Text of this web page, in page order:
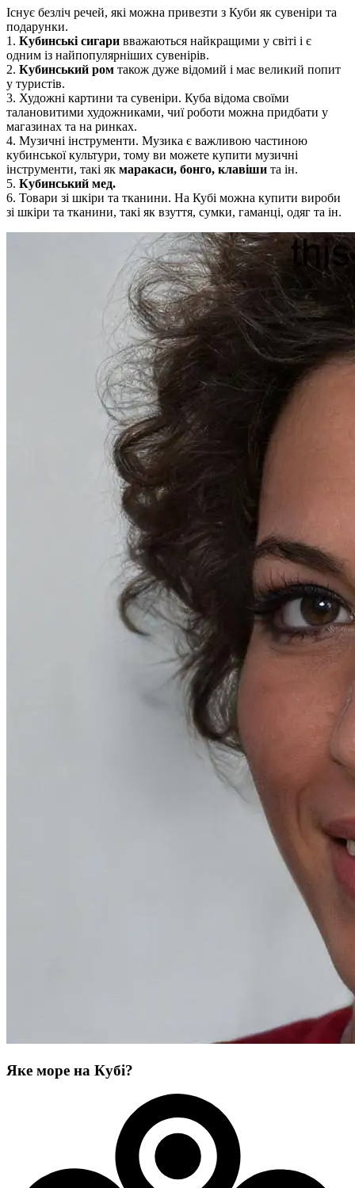
Існує безліч речей, які можна привезти з Куби як сувеніри та
подарунки.
1. Кубинські сигари вважаються найкращими у світі і є
одним із найпопулярніших сувенірів.
2. Кубинський ром також дуже відомий і має великий попит
у туристів.
3. Художні картини та сувеніри. Куба відома своїми
талановитими художниками, чиї роботи можна придбати у
магазинах та на ринках.
4. Музичні інструменти. Музика є важливою частиною
кубинської культури, тому ви можете купити музичні
інструменти, такі як маракаси, бонго, клавіши та ін.
5. Кубинський мед.
6. Товари зі шкіри та тканини. На Кубі можна купити вироби
зі шкіри та тканини, такі як взуття, сумки, гаманці, одяг та ін.
Яке море на Кубі?